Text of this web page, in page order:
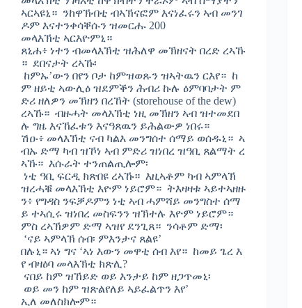
ኣርኣዩኒ። ንከዋኽብቲ ብኣኽናፎም እናነፈሩን ኣብ መንገ
ዶም እናተንቀሳቐሱን ዝመርሑ 200
መላእኽቲ ኣርእዮምኒ።
ጸኒሐ፥ ነተን ብመላእኽቲ ዝሕለዋ መኽዘናት በረድ ረኣኹ
። ደበናታት ረኣኹ፡
ከምኡ’ውን በየን ቦታ ከምዝወጹን ዝኣትዉን ርእየ። ከ
ም ዘይቲ ኣውሊዕ ዝደምቕን ሕብሪ ኩሉ ዕምባባታት ም
ድሪ ዘለዎን መኽዘን በረኸት (storehouse of the dew)
ረኣኹ። ብዙሓት መላእኽቲ ነዚ መኽዘን ኣብ ዝተመደበ
ሉ ግዜ እናኸፈቱን እናዓጸዉን ይሕልውዎ ነበሩ።
ሽዑ፥ መላእኽቲ ናብ ካልእ መንግሰተ ሰማይ ወሰዱኒ። ኣ
ብኡ ድማ ካብ ዝኾነ ኣብ ምድሪ ዝነበረ ዝዓቢ ጸልማት ረ
ኣኹ። እሱራት ተንጠልጢሎም፡
ነቲ ዓቢ ፍርዲ ክጽበዩ ረኣኹ። እዚኣቶም ካብ ኣምላኽ
ዝረሓቑ መላእኽቲ እዮም ነይሮም። ትእዛዛቱ ኣይተኣዘዙ
ን፥ የግዳስ ንፍቓዶምን ነቲ ኣብ ሓምሻይ መንግስተ ሰማ
ይ ተኣሲሩ ዝነበረ መስፍንን ዝኽተሉ እዮም ነይሮም።
ምስ ረኣኽዎም ድማ ኣዝየ ደንጊጸ። ንሳቶም ድማ፡
‘ናይ ኣምላኽ ሰብ፡ ምእንታና ጸልዩ’
በሉኒ። ኣነ ግና ‘ኣነ እውን መዋቲ ሰብ እየ። ከመይ ጌረ እ
የ ብዛዕባ መላእኽቲ ክጽሊ?
ናበይ ከም ዝኸይድ ወይ እንታይ ከም ዘጋጥመኒ፡
ወይ መን ከም ዝጽልየለይ ኣይፈልጥን እየ’
ኢለ መለስክሎም።